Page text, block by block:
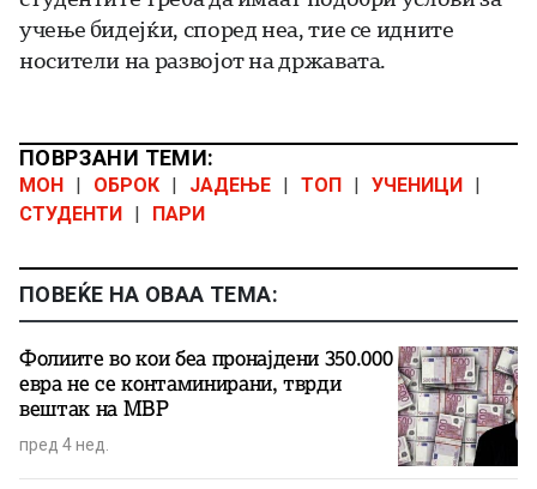
учење бидејќи, според неа, тие се идните
носители на развојот на државата.
ПОВРЗАНИ ТЕМИ:
МОН | ОБРОК | ЈАДЕЊЕ | ТОП | УЧЕНИЦИ |
СТУДЕНТИ | ПАРИ
ПОВЕЌЕ НА ОВАА ТЕМА:
Фолиите во кои беа пронајдени 350.000
евра не се контаминирани, тврди
вештак на МВР
пред 4 нед.